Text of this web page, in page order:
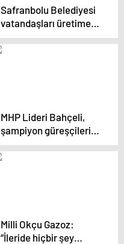
Safranbolu Belediyesi
vatandaşları üretime
teşvik etmeye devam
ediyor
MHP Lideri Bahçeli,
şampiyon güreşçileri
kabul etti
Milli Okçu Gazoz:
“İleride hiçbir şey